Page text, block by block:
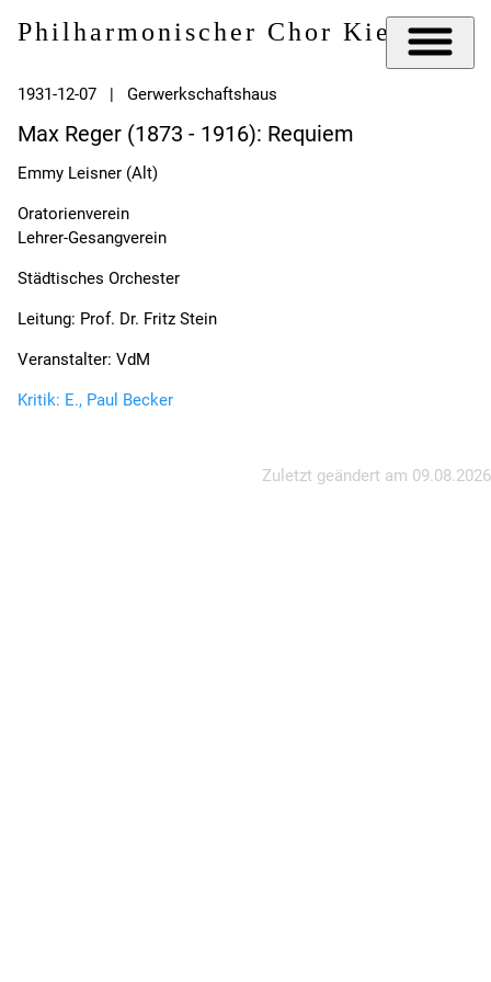
Philharmonischer Chor Kiel e.V.
1931-12-07 | Gerwerkschaftshaus
Max Reger (1873 - 1916): Requiem
Emmy Leisner (Alt)
Oratorienverein
Lehrer-Gesangverein
Städtisches Orchester
Leitung: Prof. Dr. Fritz Stein
Veranstalter: VdM
Kritik: E., Paul Becker
Zuletzt geändert am 09.08.2026